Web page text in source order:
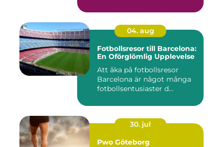
04. aug
Fotbollsresor till Barcelona:
En Oförglömlig Upplevelse
Att åka på fotbollsresor
Barcelona är något många
fotbollsentusiaster d...
30. jul
Pwo Göteborg